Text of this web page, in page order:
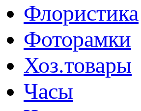
Флористика
Фоторамки
Хоз.товары
Часы